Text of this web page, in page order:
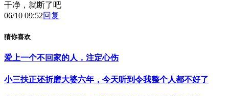
干净，就断了吧
06/10 09:52回复
猜你喜欢
爱上一个不回家的人，注定心伤
小三扶正还折磨大婆六年，今天听到令我整个人都不好了